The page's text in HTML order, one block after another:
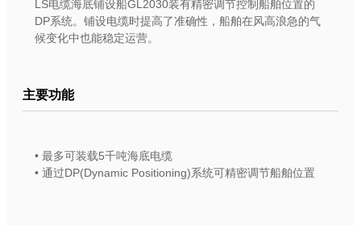
LS电缆海底铺设船GL2030装有精密调节控制船舶位置的
DP系统。铺设电缆时提高了准确性，船舶在风高浪急的气
候变化中也能稳定运营。
主要功能
• 最多可装载5千吨海底电缆
• 通过DP(Dynamic Positioning)系统可精密调节船舶位置